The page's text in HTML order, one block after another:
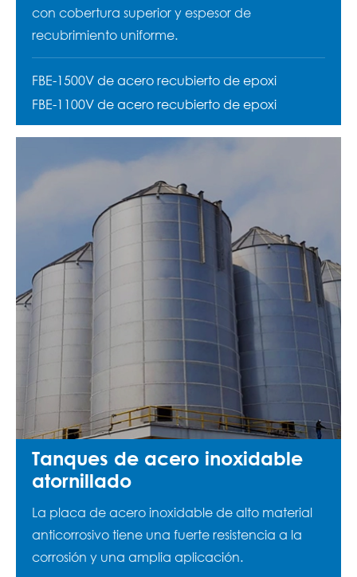
con cobertura superior y espesor de
recubrimiento uniforme.
FBE-1500V de acero recubierto de epoxi
FBE-1100V de acero recubierto de epoxi
Tanques de acero inoxidable
atornillado
La placa de acero inoxidable de alto material
anticorrosivo tiene una fuerte resistencia a la
corrosión y una amplia aplicación.